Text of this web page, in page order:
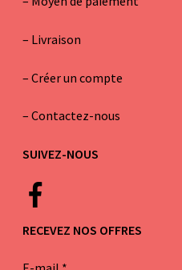
– Livraison
– Créer un compte
– Contactez-nous
SUIVEZ-NOUS
RECEVEZ NOS OFFRES